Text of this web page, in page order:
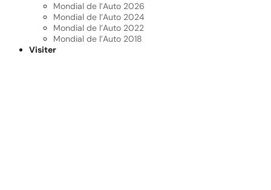
Mondial de l’Auto 2026
Mondial de l’Auto 2024
Mondial de l’Auto 2022
Mondial de l’Auto 2018
Visiter